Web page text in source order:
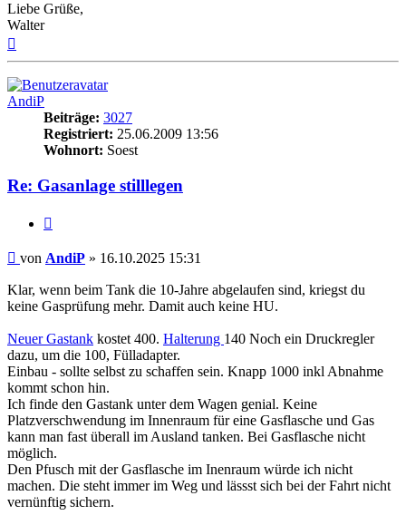
Liebe Grüße,
Walter
AndiP
Beiträge: 3027
Registriert: 25.06.2009 13:56
Wohnort: Soest
Re: Gasanlage stilllegen
Beitrag
von AndiP » 16.10.2025 15:31
Klar, wenn beim Tank die 10-Jahre abgelaufen sind, kriegst du
keine Gasprüfung mehr. Damit auch keine HU.
Neuer Gastank kostet 400. Halterung 140 Noch ein Druckregler
dazu, um die 100, Fülladapter.
Einbau - sollte selbst zu schaffen sein. Knapp 1000 inkl Abnahme
kommt schon hin.
Ich finde den Gastank unter dem Wagen genial. Keine
Platzverschwendung im Innenraum für eine Gasflasche und Gas
kann man fast überall im Ausland tanken. Bei Gasflasche nicht
möglich.
Den Pfusch mit der Gasflasche im Inenraum würde ich nicht
machen. Die steht immer im Weg und lässst sich bei der Fahrt nicht
vernünftig sichern.